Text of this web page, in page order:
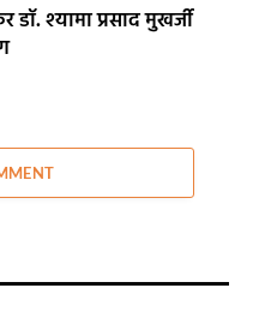
श्यामा प्रसाद मुखर्जी